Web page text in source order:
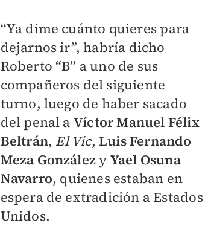
“Ya dime cuánto quieres para
dejarnos ir”, habría dicho
Roberto “B” a uno de sus
compañeros del siguiente
turno, luego de haber sacado
del penal a Víctor Manuel Félix
Beltrán, El Vic, Luis Fernando
Meza Gonzálezy Yael Osuna
Navarro, quienes estaban en
espera de extradición a Estados
Unidos.